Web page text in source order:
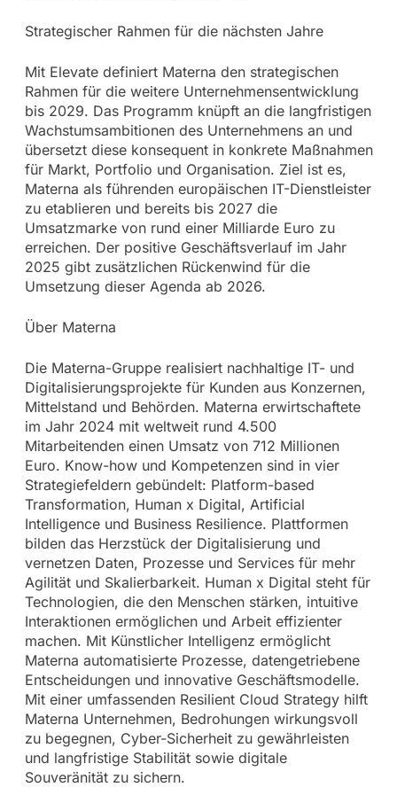
Strategischer Rahmen für die nächsten Jahre
Mit Elevate definiert Materna den strategischen
Rahmen für die weitere Unternehmensentwicklung
bis 2029. Das Programm knüpft an die langfristigen
Wachstumsambitionen des Unternehmens an und
übersetzt diese konsequent in konkrete Maßnahmen
für Markt, Portfolio und Organisation. Ziel ist es,
Materna als führenden europäischen IT-Dienstleister
zu etablieren und bereits bis 2027 die
Umsatzmarke von rund einer Milliarde Euro zu
erreichen. Der positive Geschäftsverlauf im Jahr
2025 gibt zusätzlichen Rückenwind für die
Umsetzung dieser Agenda ab 2026.
Über Materna
Die Materna-Gruppe realisiert nachhaltige IT- und
Digitalisierungsprojekte für Kunden aus Konzernen,
Mittelstand und Behörden. Materna erwirtschaftete
im Jahr 2024 mit weltweit rund 4.500
Mitarbeitenden einen Umsatz von 712 Millionen
Euro. Know-how und Kompetenzen sind in vier
Strategiefeldern gebündelt: Platform-based
Transformation, Human x Digital, Artificial
Intelligence und Business Resilience. Plattformen
bilden das Herzstück der Digitalisierung und
vernetzen Daten, Prozesse und Services für mehr
Agilität und Skalierbarkeit. Human x Digital steht für
Technologien, die den Menschen stärken, intuitive
Interaktionen ermöglichen und Arbeit effizienter
machen. Mit Künstlicher Intelligenz ermöglicht
Materna automatisierte Prozesse, datengetriebene
Entscheidungen und innovative Geschäftsmodelle.
Mit einer umfassenden Resilient Cloud Strategy hilft
Materna Unternehmen, Bedrohungen wirkungsvoll
zu begegnen, Cyber-Sicherheit zu gewährleisten
und langfristige Stabilität sowie digitale
Souveränität zu sichern.